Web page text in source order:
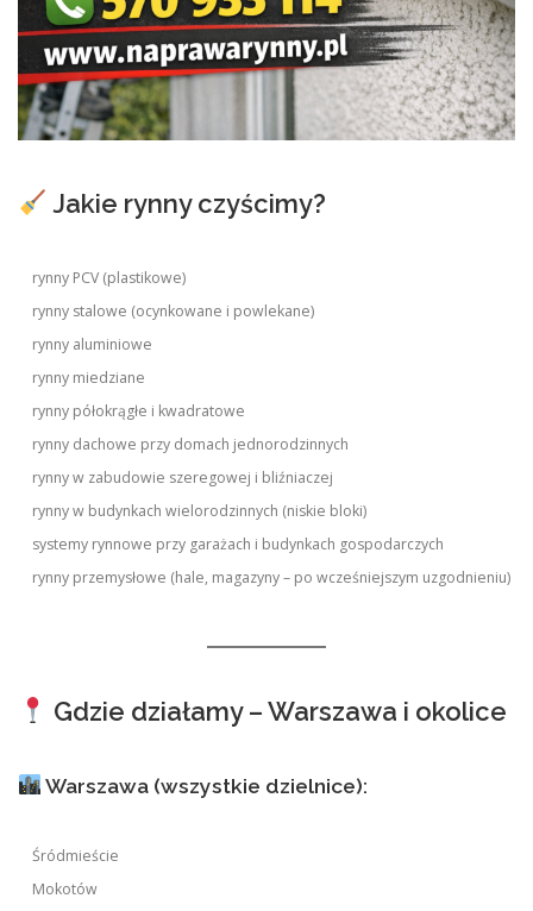
Jakie rynny czyścimy?
rynny PCV (plastikowe)
rynny stalowe (ocynkowane i powlekane)
rynny aluminiowe
rynny miedziane
rynny półokrągłe i kwadratowe
rynny dachowe przy domach jednorodzinnych
rynny w zabudowie szeregowej i bliźniaczej
rynny w budynkach wielorodzinnych (niskie bloki)
systemy rynnowe przy garażach i budynkach gospodarczych
rynny przemysłowe (hale, magazyny – po wcześniejszym uzgodnieniu)
Gdzie działamy – Warszawa i okolice
Warszawa (wszystkie dzielnice):
Śródmieście
Mokotów